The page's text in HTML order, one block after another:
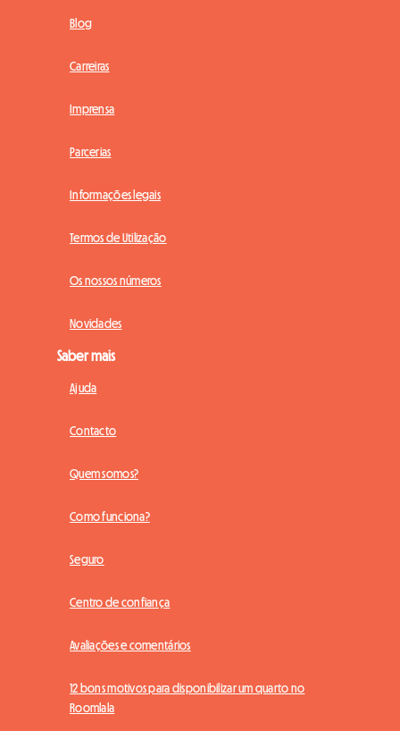
Blog
Carreiras
Imprensa
Parcerias
Informações legais
Termos de Utilização
Os nossos números
Novidades
Saber mais
Ajuda
Contacto
Quem somos?
Como funciona?
Seguro
Centro de confiança
Avaliações e comentários
12 bons motivos para disponibilizar um quarto no
Roomlala